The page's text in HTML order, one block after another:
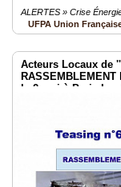
ALERTES » Crise
UFPA Union
Acteurs Locaux de
RASSEMBLEMENT
le 2 mai à Paris